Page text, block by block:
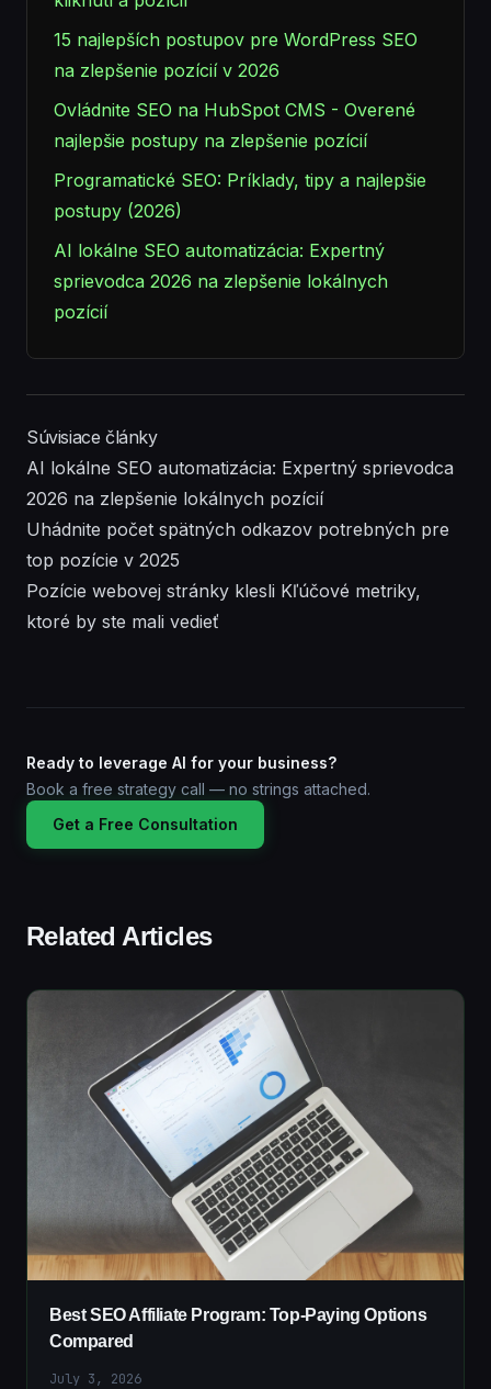
15 najlepších postupov pre WordPress SEO
na zlepšenie pozícií v 2026
Ovládnite SEO na HubSpot CMS - Overené
najlepšie postupy na zlepšenie pozícií
Programatické SEO: Príklady, tipy a najlepšie
postupy (2026)
AI lokálne SEO automatizácia: Expertný
sprievodca 2026 na zlepšenie lokálnych
pozícií
Súvisiace články
AI lokálne SEO automatizácia: Expertný sprievodca
2026 na zlepšenie lokálnych pozícií
Uhádnite počet spätných odkazov potrebných pre
top pozície v 2025
Pozície webovej stránky klesli Kľúčové metriky,
ktoré by ste mali vedieť
Ready to leverage AI for your business?
Book a free strategy call — no strings attached.
Get a Free Consultation
Related Articles
Best SEO Affiliate Program: Top-Paying Options
Compared
July 3, 2026